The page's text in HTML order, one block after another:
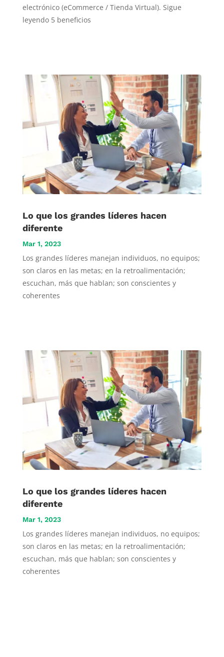
electrónico (eCommerce / Tienda Virtual). Sigue
leyendo 5 beneficios
Lo que los grandes líderes hacen
diferente
Mar 1, 2023
Los grandes líderes manejan individuos, no equipos;
son claros en las metas; en la retroalimentación;
escuchan, más que hablan; son conscientes y
coherentes
Lo que los grandes líderes hacen
diferente
Mar 1, 2023
Los grandes líderes manejan individuos, no equipos;
son claros en las metas; en la retroalimentación;
escuchan, más que hablan; son conscientes y
coherentes